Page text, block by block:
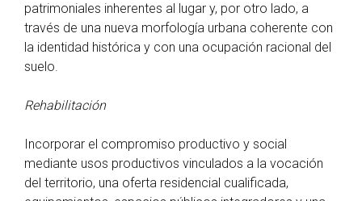
patrimoniales inherentes al lugar y, por otro lado, a
través de una nueva morfología urbana coherente con
la identidad histórica y con una ocupación racional del
suelo.
Rehabilitación
Incorporar el compromiso productivo y social
mediante usos productivos vinculados a la vocación
del territorio, una oferta residencial cualificada,